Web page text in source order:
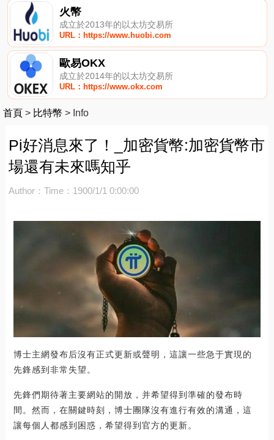
火幣
成立於2013年的以太坊交易所
URL：https://www.huobi.com
歐易OKX
成立於2014年的以太坊交易所
URL：https://www.okx.com
首頁 > 比特幣 > Info
Pi好消息來了！_加密貨幣:加密貨幣市
場還有未來嗎知乎
Author： Time：1900/1/1 0:00:00
博士主網發布后沒有正式更新或聲明，這讓一些急于實現的
先鋒感到非常失望。
先鋒們期待著主要網站的開放，并希望得到準確的發布時
間。然而，在關鍵時刻，博士團隊沒有進行有效的溝通，這
讓每個人都感到困惑，希望得到官方的更新。